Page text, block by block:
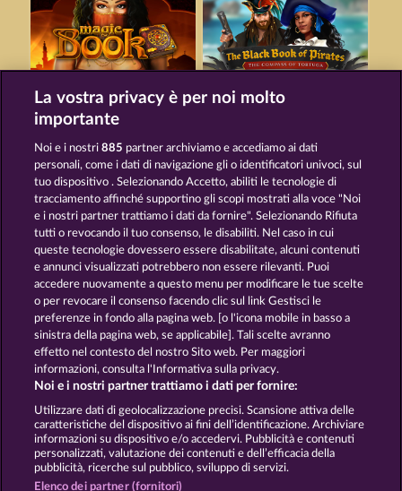
MAGIC BOOK THE BLACK BOOK OF PIRATES
BALTHAZAR BOOK OF THE AGES
Termini e condizioni
Informativa sulla privacy Note legali
Società FAQ Facebook
Invia richiesta di recesso
La vostra privacy è per noi molto
importante
Noi e i nostri885 partner archiviamo e accediamo ai dati
personali, come i dati di navigazione gli o identificatori univoci, sul
tuo dispositivo . Selezionando Accetto, abiliti le tecnologie di
tracciamento affinché supportino gli scopi mostrati alla voce "Noi
e i nostri partner trattiamo i dati da fornire". Selezionando Rifiuta
tutti o revocando il tuo consenso, le disabiliti. Nel caso in cui
queste tecnologie dovessero essere disabilitate, alcuni contenuti
e annunci visualizzati potrebbero non essere rilevanti. Puoi
accedere nuovamente a questo menu per modificare le tue scelte
o per revocare il consenso facendo clic sul link Gestisci le
preferenze in fondo alla pagina web. [o l'icona mobile in basso a
sinistra della pagina web, se applicabile]. Tali scelte avranno
effetto nel contesto del nostro Sito web. Per maggiori
informazioni, consulta l'Informativa sulla privacy.
Noi e i nostri partner trattiamo i dati per fornire:
Utilizzare dati di geolocalizzazione precisi. Scansione attiva delle
caratteristiche del dispositivo ai fini dell’identificazione. Archiviare
informazioni su dispositivo e/o accedervi. Pubblicità e contenuti
personalizzati, valutazione dei contenuti e dell’efficacia della
pubblicità, ricerche sul pubblico, sviluppo di servizi.
Elenco dei partner (fornitori)